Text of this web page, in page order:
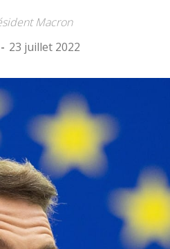
Macron
- 23 juillet 2022